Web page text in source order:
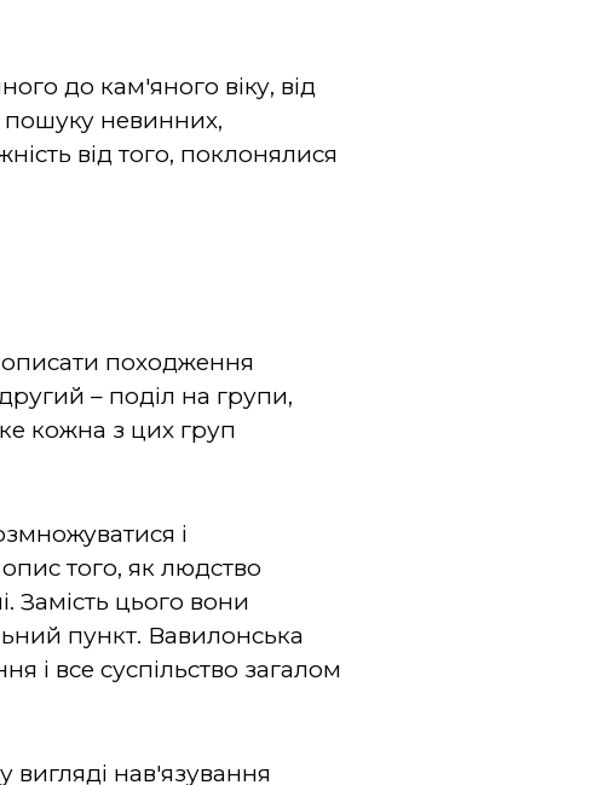
до кам'яного віку, від
пошуку невинних,
від того, поклонялися
описати походження
– поділ на групи,
кожна з цих груп
і
опис того, як людство
Замість цього вони
пункт. Вавилонська
і все суспільство загалом
вигляді нав'язування